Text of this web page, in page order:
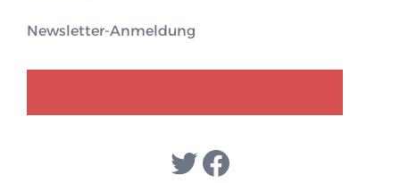
Newsletter-Anmeldung
Twitter
Facebook